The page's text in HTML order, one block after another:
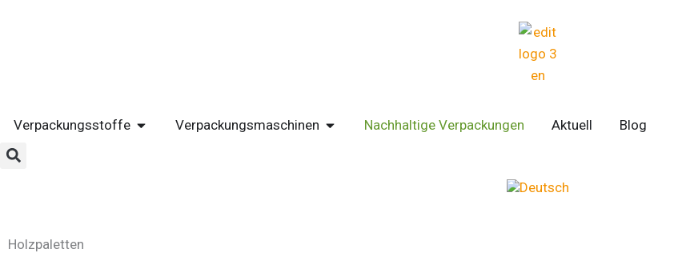
Verpackungsstoffe ÖFFNE VERPACKUNGSSTOFFE
Verpackungsmaschinen ÖFFNE VERPACKUNGSMASCHINEN
Nachhaltige Verpackungen Aktuell Blog
Holzpaletten